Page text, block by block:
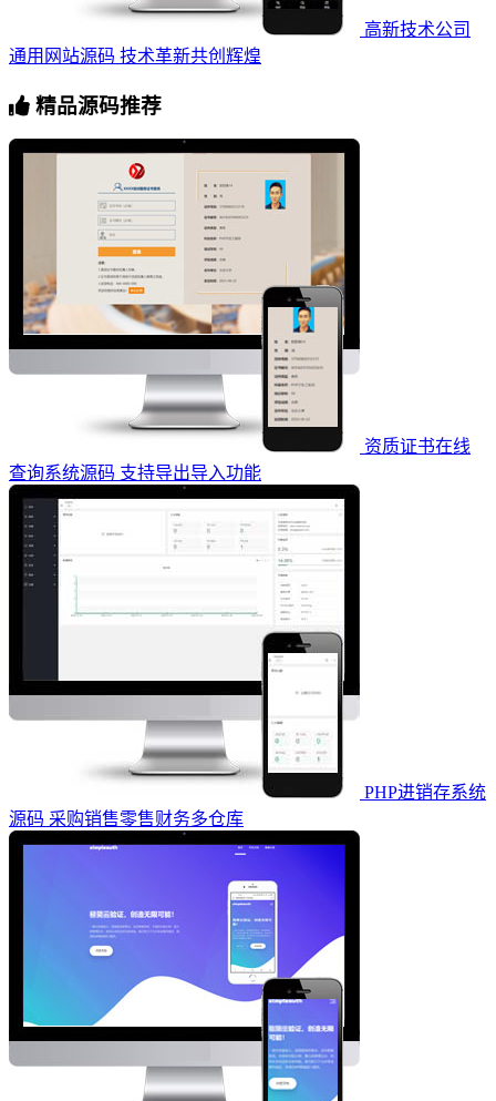
高新技术公司
通用网站源码 技术革新共创辉煌
精品源码推荐
资质证书在线
查询系统源码 支持导出导入功能
PHP进销存系统
源码 采购销售零售财务多仓库